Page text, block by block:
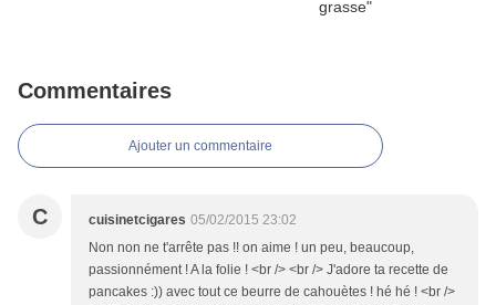
Commentaires
Ajouter un commentaire
C cuisinetcigares 05/02/2015 23:02
Non non ne t'arrête pas !! on aime ! un peu, beaucoup,
passionnément ! A la folie ! <br /> <br /> J'adore ta recette de
pancakes :)) avec tout ce beurre de cahouètes ! hé hé ! <br />